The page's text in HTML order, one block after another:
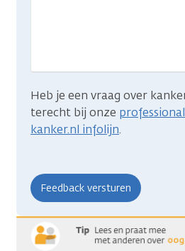
Heb je een vraag over
terecht bij onze
kanker.nl infolijn.